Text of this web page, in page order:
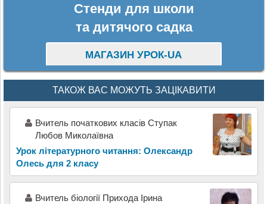
Стенди для школи
та дитячого садка
МАГАЗИН УРОК-UA
ТАКОЖ ВАС МОЖУТЬ ЗАЦІКАВИТИ
Вчитель початкових класів Ступак
Любов Миколаївна
Урок літературного читання: Олександр
Олесь для 2 класу
Вчитель біології Прихода Ірина